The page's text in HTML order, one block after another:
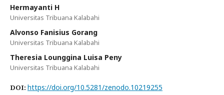
Hermayanti H
Universitas Tribuana Kalabahi
Alvonso Fanisius Gorang
Universitas Tribuana Kalabahi
Theresia Lounggina Luisa Peny
Universitas Tribuana Kalabahi
DOI: https://doi.org/10.5281/zenodo.10219255